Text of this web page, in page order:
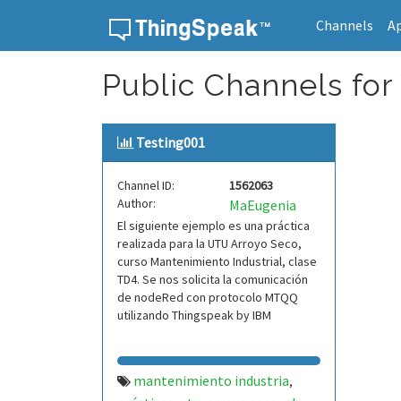
Channels
Public Channels for
Testing001
Channel ID:
1562063
Author:
MaEugenia
El siguiente ejemplo es una práctica
realizada para la UTU Arroyo Seco,
curso Mantenimiento Industrial, clase
TD4. Se nos solicita la comunicación
de nodeRed con protocolo MTQQ
utilizando Thingspeak by IBM
mantenimiento industria,